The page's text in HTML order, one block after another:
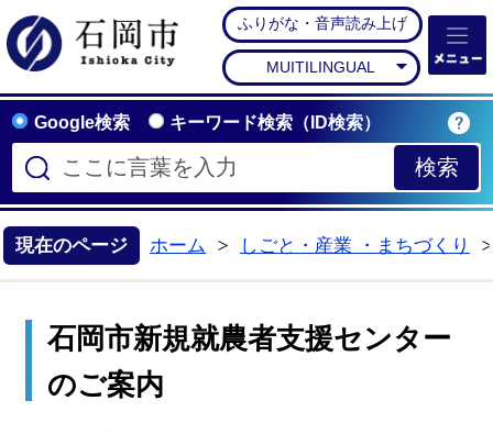
石岡市公式ホームペー
ふりがな・音声読み上げ
MUITILINGUAL
Google検索 キーワード検索（ID検索）
現在のページ ホーム
しごと・産業 ・まちづくり
石岡市新規就農者支援センター
のご案内